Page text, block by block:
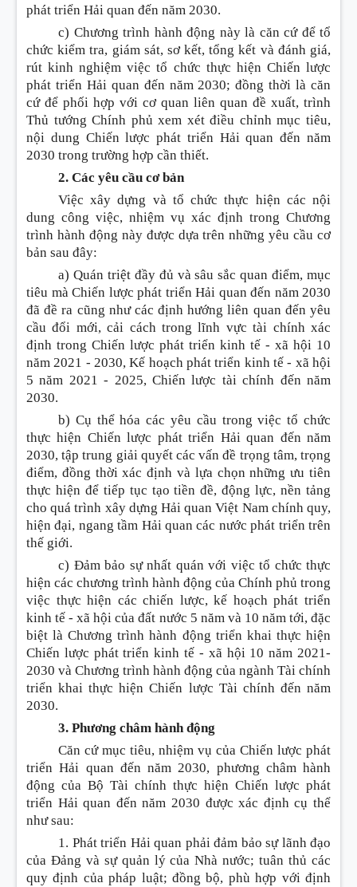
phát triển Hải quan đến năm 2030.
c) Chương trình hành động này là căn cứ để tổ
chức kiểm tra, giám sát, sơ kết, tổng kết và đánh giá,
rút kinh nghiệm việc tổ chức thực hiện Chiến lược
phát triển Hải quan đến năm 2030; đồng thời là căn
cứ để phối hợp với cơ quan liên quan đề xuất, trình
Thủ tướng Chính phủ xem xét điều chỉnh mục tiêu,
nội dung Chiến lược phát triển Hải quan đến năm
2030 trong trường hợp cần thiết.
2. Các yêu cầu cơ bản
Việc xây dựng và tổ chức thực hiện các nội
dung công việc, nhiệm vụ xác định trong Chương
trình hành động này được dựa trên những yêu cầu cơ
bản sau đây:
a) Quán triệt đầy đủ và sâu sắc quan điểm, mục
tiêu mà Chiến lược phát triển Hải quan đến năm 2030
đã đề ra cũng như các định hướng liên quan đến yêu
cầu đổi mới, cải cách trong lĩnh vực tài chính xác
định trong Chiến lược phát triển kinh tế - xã hội 10
năm 2021 - 2030, Kế hoạch phát triển kinh tế - xãhội
5 năm 2021 - 2025, Chiến lược tài chính đến năm
2030.
b) Cụ thể hóa các yêu cầu trong việc tổ chức
thực hiện Chiến lược phát triển Hải quan đến năm
2030, tập trung giải quyết các vấn đề trọng tâm, trọng
điểm, đồng thời xác định và lựa chọn những ưu tiên
thực hiện để tiếp tục tạo tiền đề, động lực, nền tảng
cho quá trình xây dựng Hải quan Việt Nam chính quy,
hiện đại, ngang tầm Hải quan các nước phát triển trên
thế giới.
c) Đảm bảo sự nhất quán với việc tổ chức thực
hiện các chương trình hành động của Chính phủ trong
việc thực hiện các chiến lược, kế hoạch phát triển
kinh tế - xã hội của đất nước 5 năm và 10 năm tới, đặc
biệt là Chương trình hành động triển khai thực hiện
Chiến lược phát triển kinh tế - xã hội 10 năm 2021-
2030 và Chương trình hành động của ngành Tài chính
triển khai thực hiện Chiến lược Tài chính đến năm
2030.
3. Phương châm hành động
Căn cứ mục tiêu, nhiệm vụ của Chiến lược phát
triển Hải quan đến năm 2030, phương châm hành
động của Bộ Tài chính thực hiện Chiến lược phát
triển Hải quan đến năm 2030 được xác định cụ thể
như sau:
1. Phát triển Hải quan phải đảm bảo sự lãnh đạo
của Đảng và sự quản lý của Nhà nước; tuân thủ các
quy định của pháp luật; đồng bộ, phù hợp với định